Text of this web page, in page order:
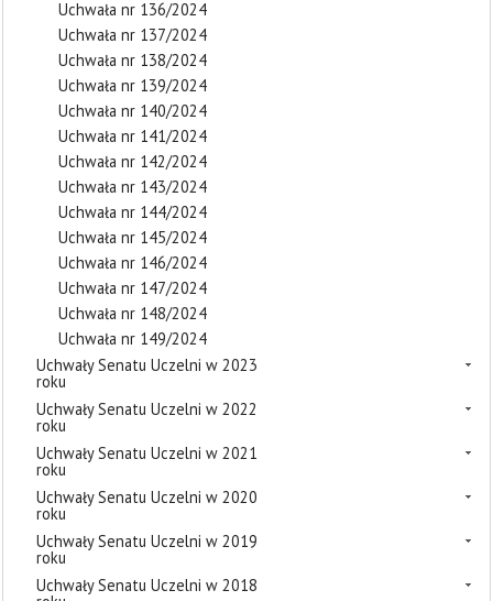
Uchwała nr 136/2024
Uchwała nr 137/2024
Uchwała nr 138/2024
Uchwała nr 139/2024
Uchwała nr 140/2024
Uchwała nr 141/2024
Uchwała nr 142/2024
Uchwała nr 143/2024
Uchwała nr 144/2024
Uchwała nr 145/2024
Uchwała nr 146/2024
Uchwała nr 147/2024
Uchwała nr 148/2024
Uchwała nr 149/2024
Uchwały Senatu Uczelni w 2023
roku
Uchwały Senatu Uczelni w 2022
roku
Uchwały Senatu Uczelni w 2021
roku
Uchwały Senatu Uczelni w 2020
roku
Uchwały Senatu Uczelni w 2019
roku
Uchwały Senatu Uczelni w 2018